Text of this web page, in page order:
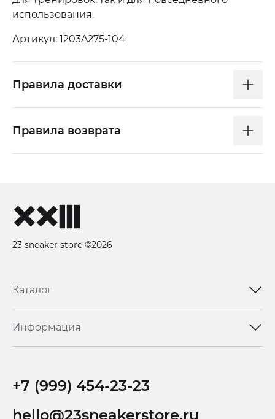
использования.
Артикул: 1203A275-104
Правила доставки
Правила возврата
23 sneaker store ©2026
Каталог
Информация
+7 (999) 454-23-23
hello@23sneakerstore.ru